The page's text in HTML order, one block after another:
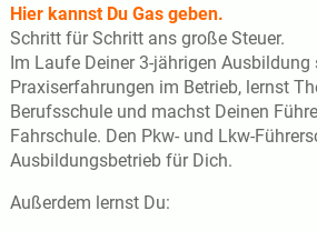
Hier kannst Du Gas geben.
Schritt für Schritt ans große Steuer.
Im Laufe Deiner 3-jährigen
Praxiserfahrungen im Betrieb, lernst
Berufsschule und machst Deinen
Fahrschule. Den Pkw- und Lkw-
Ausbildungsbetrieb für Dich.
Außerdem lernst Du: